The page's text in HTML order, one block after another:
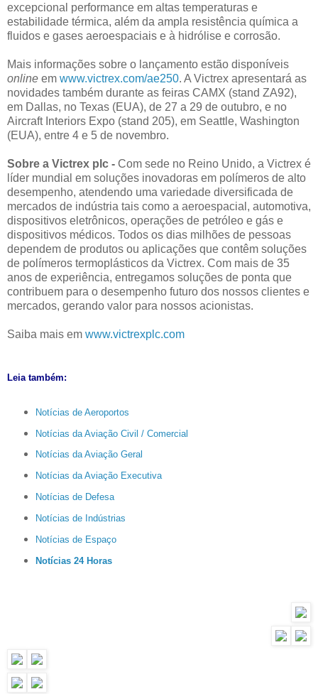
excepcional performance em altas temperaturas e
estabilidade térmica, além da ampla resistência química a
fluidos e gases aeroespaciais e à hidrólise e corrosão.
Mais informações sobre o lançamento estão disponíveis
online em www.victrex.com/ae250. A Victrex apresentará as
novidades também durante as feiras CAMX (stand ZA92),
em Dallas, no Texas (EUA), de 27 a 29 de outubro, e no
Aircraft Interiors Expo (stand 205), em Seattle, Washington
(EUA), entre 4 e 5 de novembro.
Sobre a Victrex plc - Com sede no Reino Unido, a Victrex é
líder mundial em soluções inovadoras em polímeros de alto
desempenho, atendendo uma variedade diversificada de
mercados de indústria tais como a aeroespacial, automotiva,
dispositivos eletrônicos, operações de petróleo e gás e
dispositivos médicos. Todos os dias milhões de pessoas
dependem de produtos ou aplicações que contêm soluções
de polímeros termoplásticos da Victrex. Com mais de 35
anos de experiência, entregamos soluções de ponta que
contribuem para o desempenho futuro dos nossos clientes e
mercados, gerando valor para nossos acionistas.
Saiba mais em www.victrexplc.com
Leia também:
Notícias de Aeroportos
Notícias da Aviação Civil / Comercial
Notícias da Aviação Geral
Notícias da Aviação Executiva
Notícias de Defesa
Notícias de Indústrias
Notícias de Espaço
Notícias 24 Horas